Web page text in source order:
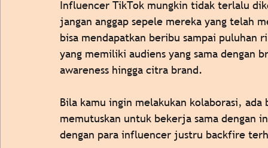
Influencer TikTok mungkin tidak terlalu
jangan anggap sepele mereka yang telah
bisa mendapatkan beribu sampai
yang memiliki audiens yang sama
awareness hingga citra brand.
Bila kamu ingin melakukan kolaborasi,
memutuskan untuk bekerja sama dengan
dengan para influencer justru backfire